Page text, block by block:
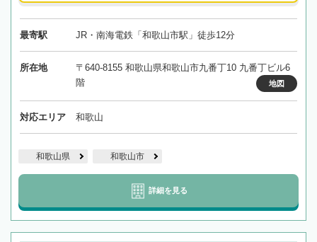
最寄駅 JR・南海電鉄「和歌山市駅」徒歩12分
所在地
〒640-8155 和歌山県和歌山市九番丁10 九番丁ビル6
階
地図
対応エリア 和歌山
和歌山県 和歌山市
詳細を見る